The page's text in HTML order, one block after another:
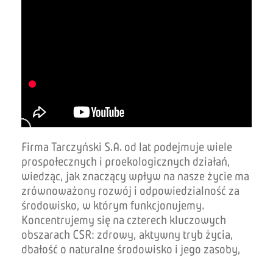
Firma Tarczyński S.A. od lat podejmuje wiele
prospołecznych i proekologicznych działań,
wiedząc, jak znaczący wpływ na nasze życie ma
zrównoważony rozwój i odpowiedzialność za
środowisko, w którym funkcjonujemy.
Koncentrujemy się na czterech kluczowych
obszarach CSR: zdrowy, aktywny tryb życia,
dbałość o naturalne środowisko i jego zasoby,